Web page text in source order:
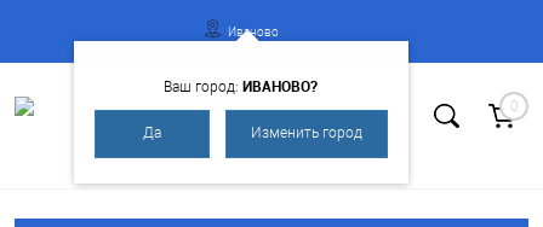
Регистрация
Иваново
Ваш город: ИВАНОВО?
Да Изменить город
0